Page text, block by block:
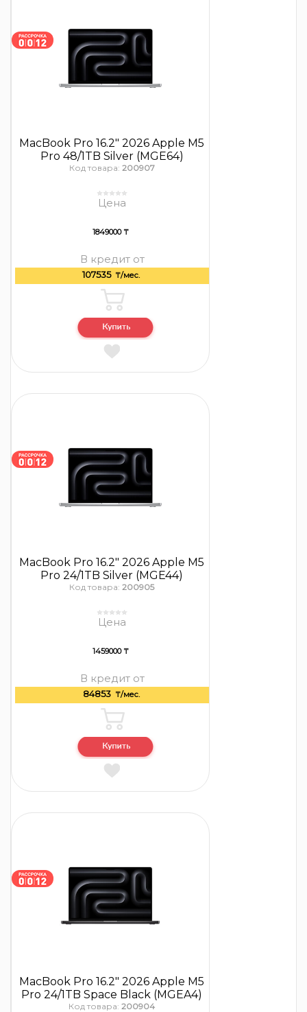
MacBook Pro 16.2″ 2026 Apple M5
Pro 48/1TB Silver (MGE64)
Код товара: 200907
Цена
1849000 ₸
В кредит от
107535 ₸/мес.
MacBook Pro 16.2″ 2026 Apple M5
Pro 24/1TB Silver (MGE44)
Код товара: 200905
Цена
1459000 ₸
В кредит от
84853 ₸/мес.
MacBook Pro 16.2″ 2026 Apple M5
Pro 24/1TB Space Black (MGEA4)
Код товара: 200904